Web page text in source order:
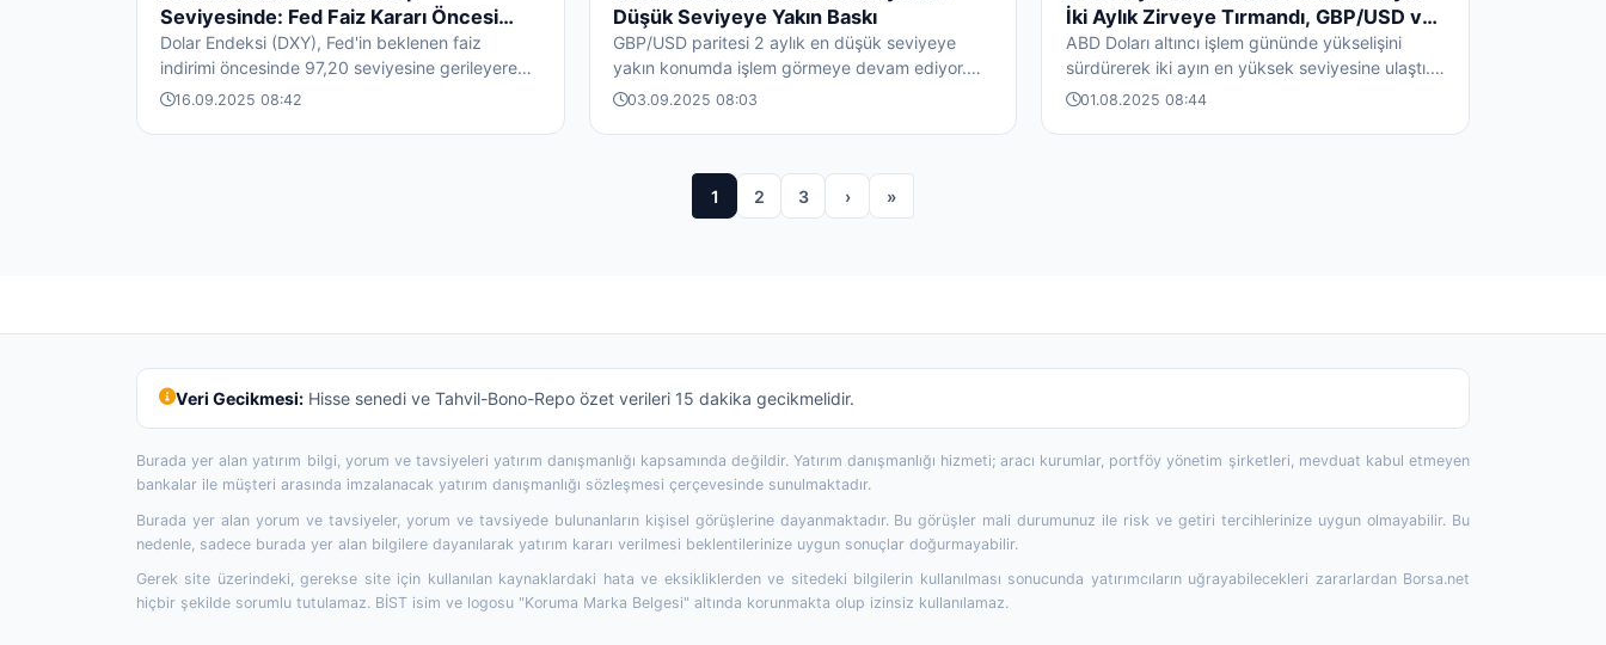
Seviyesinde: Fed Faiz Kararı Öncesi
Piyasalar Nefesini Tuttu
Dolar Endeksi (DXY), Fed'in beklenen faiz
indirimi öncesinde 97,20 seviyesine gerileyerek
9 haftanın en düşük seviyesini gördü. Pi...
16.09.2025 08:42
Düşük Seviyeye Yakın Baskı
GBP/USD paritesi 2 aylık en düşük seviyeye
yakın konumda işlem görmeye devam ediyor.
Dünkü analizde öngörülen 1.3550 direnç
03.09.2025 08:03
İki Aylık Zirveye Tırmandı, GBP/USD ve
EUR/USD Teknik Analizleri
ABD Doları altıncı işlem gününde yükselişini
sürdürerek iki ayın en yüksek seviyesine ulaştı.
GBP/USD ve EUR/USD teknik analizi iç...
01.08.2025 08:44
1 2 3 › »
Veri Gecikmesi:Hisse senedi ve Tahvil-Bono-Repo özet verileri 15 dakika gecikmelidir.
Burada yer alan yatırım bilgi, yorum ve tavsiyeleri yatırım danışmanlığı kapsamında değildir. Yatırım danışmanlığı hizmeti; aracı kurumlar, portföy yönetim şirketleri, mevduat kabul etmeyen
bankalar ile müşteri arasında imzalanacak yatırım danışmanlığı sözleşmesi çerçevesinde sunulmaktadır.
Burada yer alan yorum ve tavsiyeler, yorum ve tavsiyede bulunanların kişisel görüşlerine dayanmaktadır. Bu görüşler mali durumunuz ile risk ve getiri tercihlerinize uygun olmayabilir. Bu
nedenle, sadece burada yer alan bilgilere dayanılarak yatırım kararı verilmesi beklentilerinize uygun sonuçlar doğurmayabilir.
Gerek site üzerindeki, gerekse site için kullanılan kaynaklardaki hata ve eksikliklerden ve sitedeki bilgilerin kullanılması sonucunda yatırımcıların uğrayabilecekleri zararlardan Borsa.net
hiçbir şekilde sorumlu tutulamaz. BİST isim ve logosu "Koruma Marka Belgesi" altında korunmakta olup izinsiz kullanılamaz.